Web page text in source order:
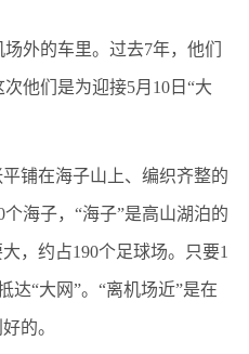
的车里。过去7年，他们
他们是为迎接5月10日“大
铺在海子山上、编织齐整的
海子，“海子”是高山湖泊的
，约占190个足球场。只要1
达“大网”。“离机场近”是在
的。